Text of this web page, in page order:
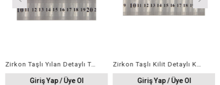
Zirkon Taşlı Yılan Detaylı Takı Aparatı 13x35 mm (5 Ad )
Giriş Yap / Üye Ol Giriş Yap / Üye Ol